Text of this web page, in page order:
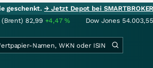
geschenkt.→ Jetzt Depot bei
(Brent) 82,99 +4,47% Dow Jones 54.003,55